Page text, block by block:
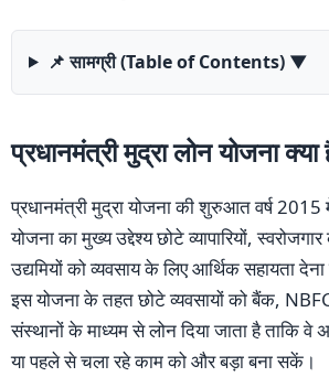
📌 सामग्री (Table of Contents) ▼
प्रधानमंत्री मुद्रा लोन योजना क्या
प्रधानमंत्री मुद्रा योजना की शुरुआत वर्ष
योजना का मुख्य उद्देश्य छोटे व्यापारियों,
उद्यमियों को व्यवसाय के लिए आर्थिक सहायता
इस योजना के तहत छोटे व्यवसायों को बैंक,
संस्थानों के माध्यम से लोन दिया जाता है ताकि
या पहले से चला रहे काम को और बड़ा बना सकें।